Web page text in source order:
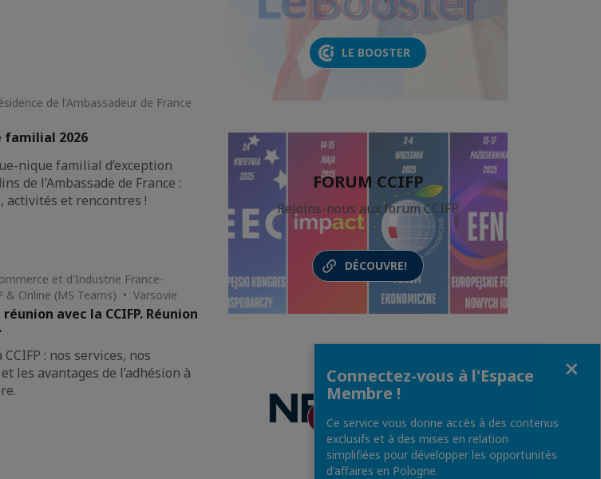
de l'Ambassadeur de France
familial 2026
nique familial d’exception
de l’Ambassade de France :
activités et rencontres !
et d'Industrie France-
& Online (MS Teams) • Varsovie
avec la CCIFP. Réunion
: nos services, nos
les avantages de l’adhésion à
LE BOOSTER
FORUM CCIFP
Rejoins-nous aux forum CCIFP
DÉCOUVRE!
DÉCOUVREZ !
Connectez-vous à l'Espace
Membre !
Ce service vous donne accès à des contenus
exclusifs et à des mises en relation
simplifiées pour développer les opportunités
d'affaires en Pologne.